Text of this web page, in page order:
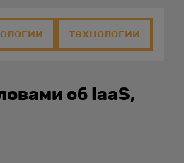
технологии
об IaaS,